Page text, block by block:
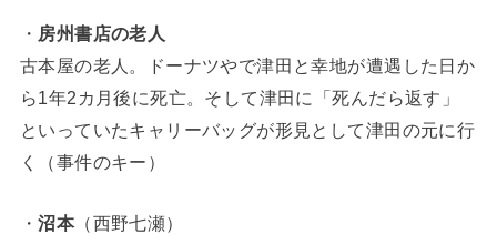
・ 房州書店の老人
古本屋の老人。ドーナツやで津田と幸地が遭遇した日か
ら1年2カ月後に死亡。そして津田に「死んだら返す」
といっていたキャリーバッグが形見として津田の元に行
く（事件のキー）
・沼本（西野七瀬）